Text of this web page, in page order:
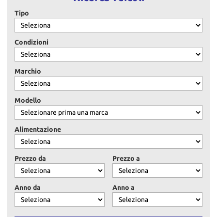
Tipo
Condizioni
Marchio
Modello
Alimentazione
Prezzo da Prezzo a
Anno da Anno a
questi
strumenti
tracciamento
si
rimanda
alla
cookie
policy.
Puoi
rivedere
modificare
le
tue
scelte
in
qualsiasi
momento.